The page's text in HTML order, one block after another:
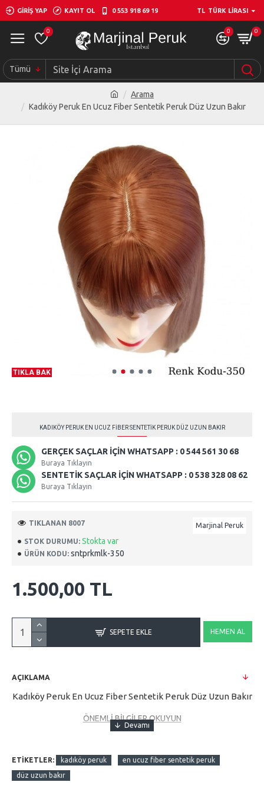
GIRIŞ YAP KAYIT OL 0 553 918 69 19 TL TÜRK LIRASI
0 0 0
Tümü
Arama
Kadıköy Peruk En Ucuz Fiber Sentetik Peruk Düz Uzun Bakır
TIKLA BAK
KADIKÖY PERUK EN UCUZ FIBER SENTETIK PERUK DÜZ UZUN BAKIR
GERÇEK SAÇLAR İÇIN WHATSAPP : 0 544 561 30 68
Buraya Tıklayın
SENTETIK SAÇLAR İÇIN WHATSAPP : 0 538 328 08 62
Buraya Tıklayın
STOK DURUMU: Stokta var
ÜRÜN KODU: sntprkmlk-350
Marjinal Peruk
TIKLANAN 8007
1.500,00 TL
SEPETE EKLE HEMEN AL
AÇIKLAMA
Kadıköy Peruk En Ucuz Fiber Sentetik Peruk Düz Uzun Bakır
ÖNEMLİ BİLGİLER OKUYUN
video kısmından izleyerek yapmalısınız.Çünkü maşa işlemi
sentetik saçlara farklı yapıldığından, kendi bildiğiniz
doğrultuda yapmaya çalışırsanız maşa tutmayacaktır. İşte bu
ETIKETLER: kadıköy peruk
en ucuz fiber sentetik peruk
düz uzun bakır